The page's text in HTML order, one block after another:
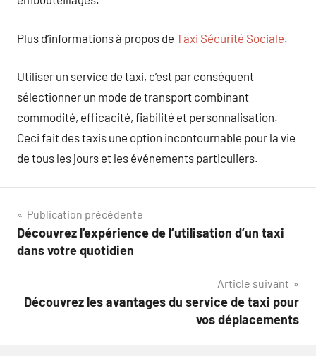
Plus d’informations à propos de Taxi Sécurité Sociale.
Utiliser un service de taxi, c’est par conséquent
sélectionner un mode de transport combinant
commodité, efficacité, fiabilité et personnalisation.
Ceci fait des taxis une option incontournable pour la vie
de tous les jours et les événements particuliers.
Navigation
de
Publication précédente
Découvrez l’expérience de l’utilisation d’un taxi
dans votre quotidien
Article suivant
Découvrez les avantages du service de taxi pour
vos déplacements